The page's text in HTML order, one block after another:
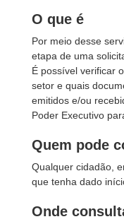
O que é
Por meio desse
etapa de uma
É possível verificar
setor e quais
emitidos e/ou
Poder Executivo
Quem pode
Qualquer cidadão,
que tenha dado
Onde